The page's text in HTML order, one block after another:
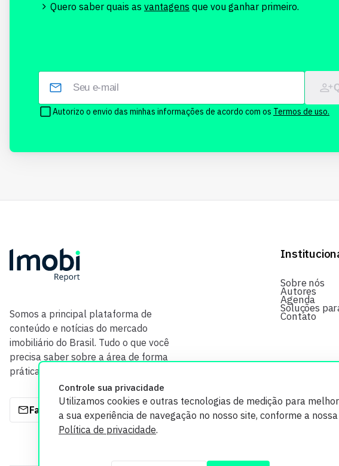
Controle sua privacidade
Utilizamos cookies e outras tecnologias de medição para
a sua experiência de navegação no nosso site, conforme a nossa
Política de privacidade.
Quero saber quais as vantagens que vou ganhar primeiro.
Autorizo o envio das minhas informações de acordo com os Termos de uso.
Somos a principal plataforma de
conteúdo e notícias do mercado
imobiliário do Brasil. Tudo o que você
precisa saber sobre a área de forma
prática e com credibilidade.
Fale com a gente
Sobre nós
Autores
Agenda
Soluções
Contato